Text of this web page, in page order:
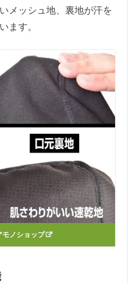
メッシュ地、裏地が汗を
ます。
モノショップ